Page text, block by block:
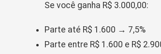
Se você ganha R$ 3.000,00:
Parte até R$ 1.600 → 7,5%
Parte entre R$ 1.600 e R$